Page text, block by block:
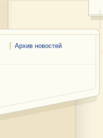
Архив новостей